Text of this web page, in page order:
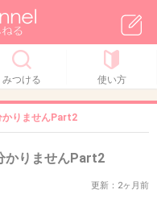
みつける 使い方
かりませんPart2
かりませんPart2
更新：2ヶ月前